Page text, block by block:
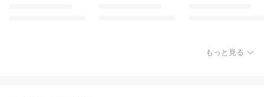
もっと見る